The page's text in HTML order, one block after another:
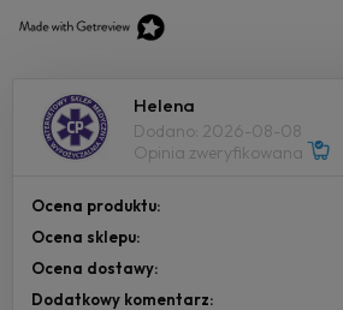
Helena
Dodano: 2026-08-08
Opinia zweryfikowana
Ocena produktu:
Ocena sklepu:
Ocena dostawy:
Dodatkowy komentarz: